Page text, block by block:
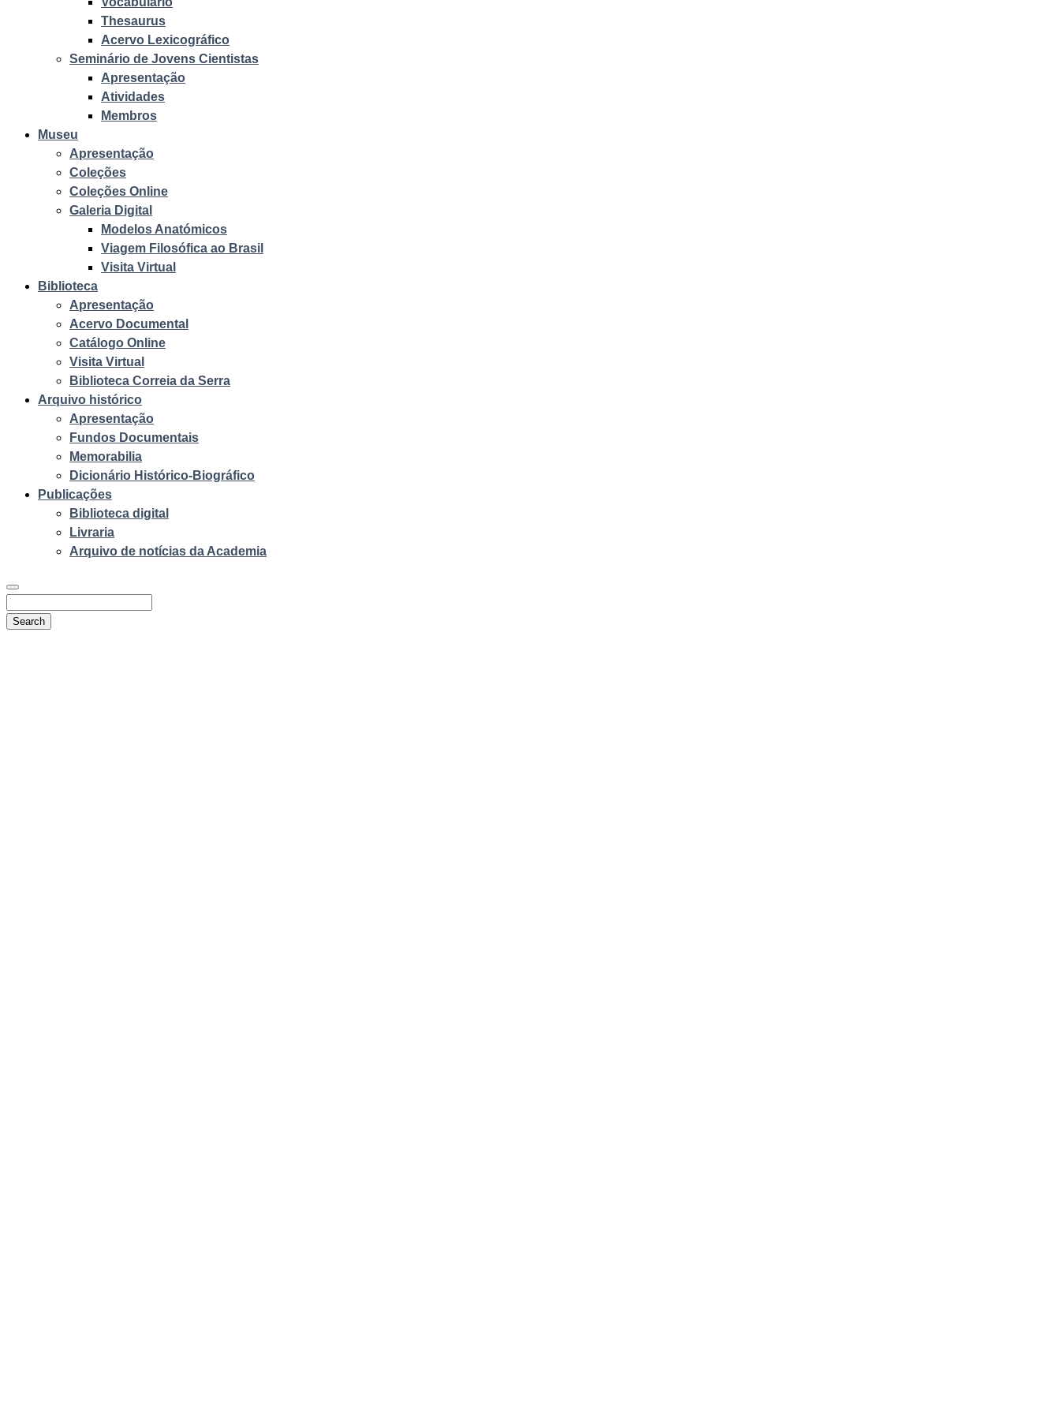
Thesaurus
Acervo Lexicográfico
Seminário de Jovens Cientistas
Apresentação
Atividades
Membros
Museu
Apresentação
Coleções
Coleções Online
Galeria Digital
Modelos Anatómicos
Viagem Filosófica ao Brasil
Visita Virtual
Biblioteca
Apresentação
Acervo Documental
Catálogo Online
Visita Virtual
Biblioteca Correia da Serra
Arquivo histórico
Apresentação
Fundos Documentais
Memorabilia
Dicionário Histórico-Biográfico
Publicações
Biblioteca digital
Livraria
Arquivo de notícias da Academia